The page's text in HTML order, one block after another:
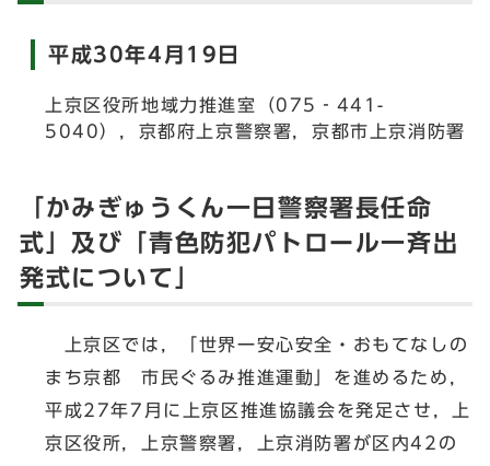
平成30年4月19日
上京区役所地域力推進室（075‐441-
5040），京都府上京警察署，京都市上京消防署
「かみぎゅうくん一日警察署長任命
式」及び「青色防犯パトロール一斉出
発式について」
上京区では，「世界一安心安全・おもてなしの
まち京都 市民ぐるみ推進運動」を進めるため，
平成27年7月に上京区推進協議会を発足させ，上
京区役所，上京警察署，上京消防署が区内42の